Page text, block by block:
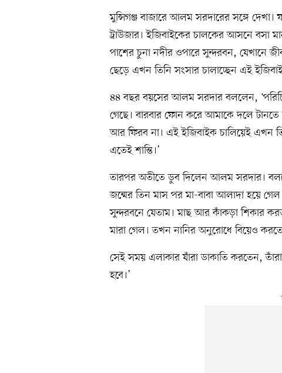
মুন্সিগঞ্জ বাজারে আলম সরদারের সঙ্গে
ট্রাউজার। ইজিবাইকের চালকের আসনে বসা
পাশের চুনা নদীর ওপারে সুন্দরবন, যেখানে
ছেড়ে এখন তিনি সংসার চালাচ্ছেন এই
৪৪ বছর বয়সের আলম সরদার বললেন,
গেছে। বারবার ফোন করে আমাকে দলে টানতে
আর ফিরব না। এই ইজিবাইক চালিয়েই এখন
এতেই শান্তি।’
তারপর অতীতে ডুব দিলেন আলম সরদার।
জন্মের তিন মাস পর মা-বাবা আলাদা হয়ে
সুন্দরবনে যেতাম। মাছ আর কাঁকড়া শিকার
মারা গেল। তখন নানির অনুরোধে বিয়েও
সেই সময় এলাকার যাঁরা ডাকাতি করতেন,
হবে।’